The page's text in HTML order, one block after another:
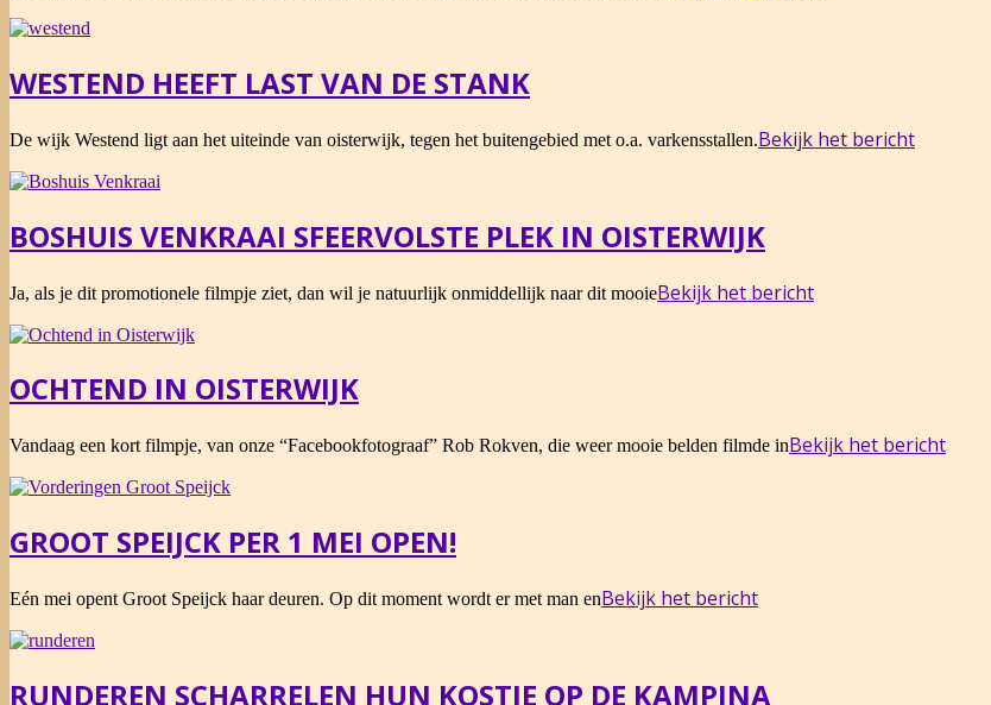
18
WESTEND HEEFT LAST VAN DE STANK
2017-
11
De wijk Westend ligt aan het uiteinde van oisterwijk, tegen het buitengebied met o.a. varkensstallen.Bekijk het bericht
BOSHUIS VENKRAAI SFEERVOLSTE PLEK IN OISTERWIJK
2015-
30
Ja, als je dit promotionele filmpje ziet, dan wil je natuurlijk onmiddellijk naar dit mooieBekijk het bericht
OCHTEND IN OISTERWIJK
2015-
05
Vandaag een kort filmpje, van onze “Facebookfotograaf” Rob Rokven, die weer mooie belden filmde inBekijk het bericht
GROOT SPEIJCK PER 1 MEI OPEN!
2015-
24
Eén mei opent Groot Speijck haar deuren. Op dit moment wordt er met man enBekijk het bericht
RUNDEREN SCHARRELEN HUN KOSTJE OP DE KAMPINA